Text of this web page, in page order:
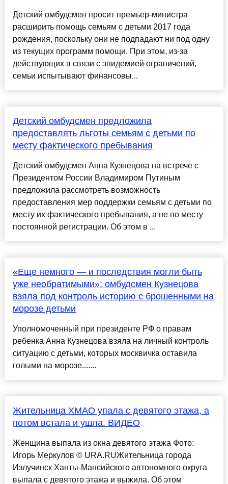
Детский омбудсмен просит премьер-министра
расширить помощь семьям с детьми 2017 года
рождения, поскольку они не подпадают ни под одну
из текущих программ помощи. При этом, из-за
действующих в связи с эпидемией ограничений,
семьи испытывают финансовы...
Детский омбудсмен предложила
предоставлять льготы семьям с детьми по
месту фактического пребывания
Детский омбудсмен Анна Кузнецова на встрече с
Президентом России Владимиром Путиным
предложила рассмотреть возможность
предоставления мер поддержки семьям с детьми по
месту их фактического пребывания, а не по месту
постоянной регистрации. Об этом в ...
«Еще немного — и последствия могли быть
уже необратимыми»: омбудсмен Кузнецова
взяла под контроль историю с брошенными на
морозе детьми
Уполномоченный при президенте РФ о правам
ребенка Анна Кузнецова взяла на личный контроль
ситуацию с детьми, которых москвичка оставила
голыми на морозе.......
Жительница ХМАО упала с девятого этажа, а
потом встала и ушла. ВИДЕО
Женщина выпала из окна девятого этажа Фото:
Игорь Меркулов © URA.RUЖительница города
Излучинск Ханты-Мансийского автономного округа
выпала с девятого этажа и выжила. Об этом